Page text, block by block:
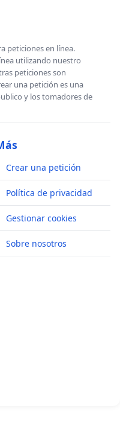
peticiones en línea.
utilizando nuestro
peticiones son
una petición es una
y los tomadores de
Crear una petición
Política de privacidad
Gestionar cookies
Sobre nosotros